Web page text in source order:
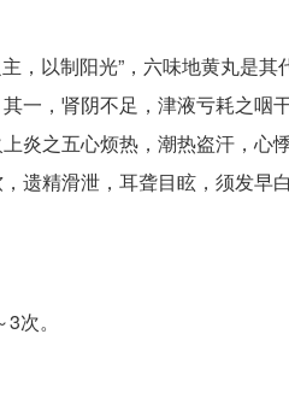
，以制阳光”，六味地黄丸是
一，肾阴不足，津液亏耗之咽
炎之五心烦热，潮热盗汗，心
遗精滑泄，耳聋目眩，须发早
次。